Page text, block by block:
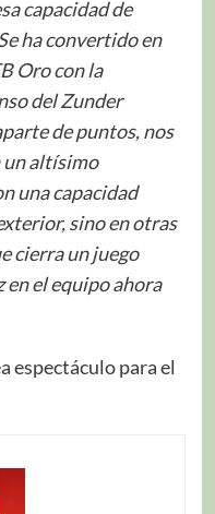
capacidad de
ha convertido en
Oro con la
del Zunder
de puntos, nos
un altísimo
una capacidad
sino en otras
cierra un juego
el equipo ahora
espectáculo para el